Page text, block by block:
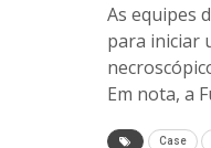
As equipes
para iniciar
Em nota, a
Case